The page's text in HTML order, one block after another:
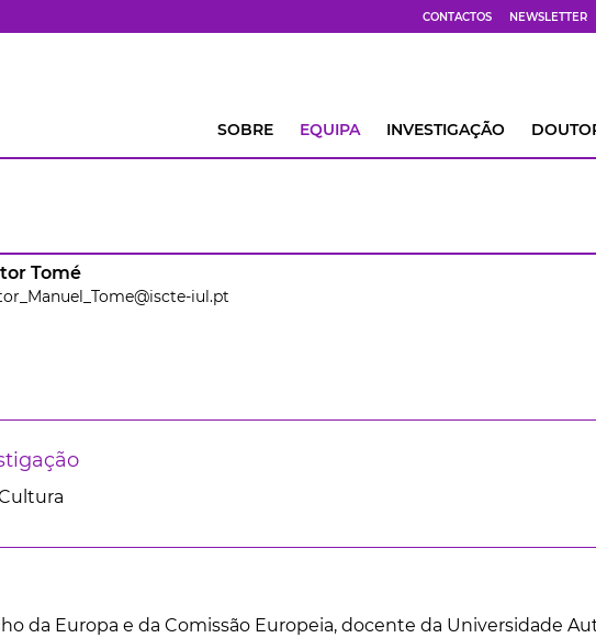
CONTACTOS NEWSLETTER
SOBRE EQUIPA INVESTIGAÇÃO
Tomé
iul.pt
da Europa e da Comissão Europeia, docente da Universidade